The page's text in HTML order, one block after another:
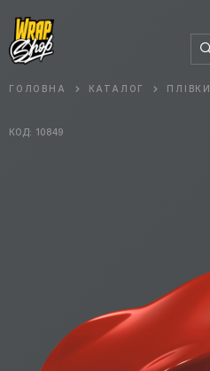
ГОЛОВНА КАТАЛОГ ПЛІВКИ
КОД: 10849